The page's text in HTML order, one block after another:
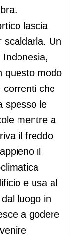
lascia
scaldarla. Un
questo modo
correnti che
spesso le
mentre a
il freddo
il
e usa al
luogo in
a godere